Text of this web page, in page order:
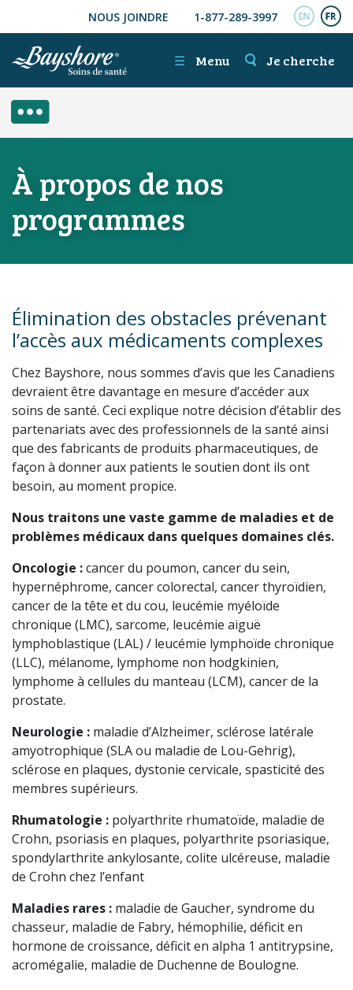
ALLER AU CONTENU PRINCIPAL
NOUS JOINDRE 1-877-289-3997
☰ Menu Je cherche
À propos de nos
programmes
Élimination des obstacles prévenant
l’accès aux médicaments complexes
Chez Bayshore, nous sommes d’avis que les Canadiens
devraient être davantage en mesure d’accéder aux
soins de santé. Ceci explique notre décision d’établir des
partenariats avec des professionnels de la santé ainsi
que des fabricants de produits pharmaceutiques, de
façon à donner aux patients le soutien dont ils ont
besoin, au moment propice.
Nous traitons une vaste gamme de maladies et de
problèmes médicaux dans quelques domaines clés.
Oncologie :cancer du poumon, cancer du sein,
hypernéphrome, cancer colorectal, cancer thyroïdien,
cancer de la tête et du cou, leucémie myéloïde
chronique (LMC), sarcome, leucémie aiguë
lymphoblastique (LAL) / leucémie lymphoïde chronique
(LLC), mélanome, lymphome non hodgkinien,
lymphome à cellules du manteau (LCM), cancer de la
prostate.
Neurologie : maladie d’Alzheimer, sclérose latérale
amyotrophique (SLA ou maladie de Lou-Gehrig),
sclérose en plaques, dystonie cervicale, spasticité des
membres supérieurs.
Rhumatologie : polyarthrite rhumatoïde, maladie de
Crohn, psoriasis en plaques, polyarthrite psoriasique,
spondylarthrite ankylosante, colite ulcéreuse, maladie
de Crohn chez l’enfant
Maladies rares : maladie de Gaucher, syndrome du
chasseur, maladie de Fabry, hémophilie, déficit en
hormone de croissance, déficit en alpha 1 antitrypsine,
acromégalie, maladie de Duchenne de Boulogne.